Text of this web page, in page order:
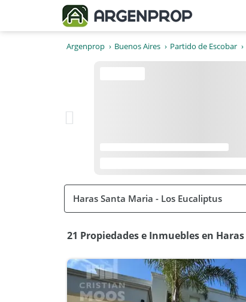
Argenprop Buenos Aires Partido de Escobar